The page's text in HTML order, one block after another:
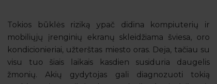
Tokios būklės riziką ypač didina kompiuterių ir
mobiliųjų įrenginių ekranų skleidžiama šviesa, oro
kondicionieriai, užterštas miesto oras. Deja, tačiau su
visu tuo šiais laikais kasdien susiduria daugelis
žmonių. Akių gydytojas gali diagnozuoti tokią